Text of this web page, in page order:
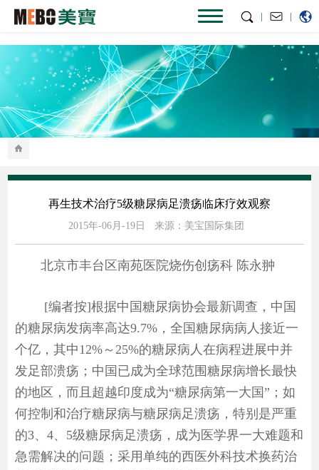
|
|
再生技术治疗5级糖尿病足溃疡临床疗效观察
2015年-06月-19日 来源：美宝国际集团
北京市丰台区南苑医院烧伤创疡科 陈永翀
[编者按]根据中国糖尿病协会最新调查，中国
的糖尿病发病率高达9.7%，全国糖尿病病人接近一
个亿，其中12%～25%的糖尿病人在病程进展中并
发足部溃疡；中国已成为全球范围糖尿病增长最快
的地区，而且超越印度成为“糖尿病第一大国”；如
何控制和治疗糖尿病与糖尿病足溃疡，特别是严重
的3、4、5级糖尿病足溃疡，成为医学界一大难题和
急需解决的问题；采用单纯的西医外科技术换药治